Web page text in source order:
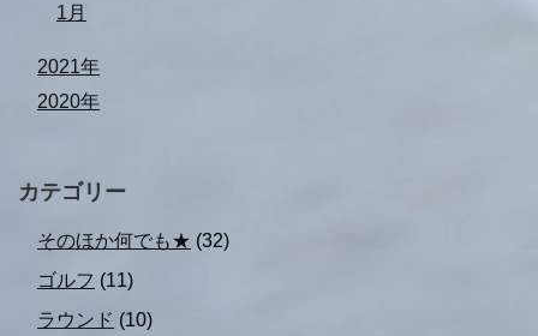
1月
2021年
2020年
カテゴリー
そのほか何でも★ (32)
ゴルフ (11)
ラウンド (10)